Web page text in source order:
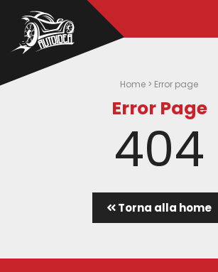
Home > Error page
Error Page
404
Torna alla home